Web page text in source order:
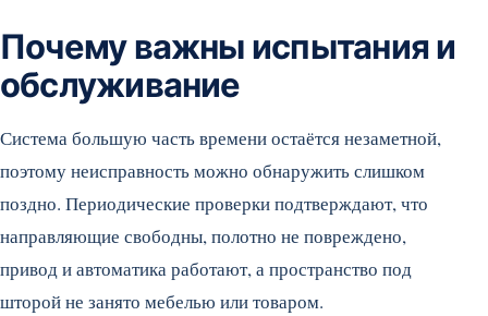
Почему важны испытания и
обслуживание
Система большую часть времени остаётся незаметной,
поэтому неисправность можно обнаружить слишком
поздно. Периодические проверки подтверждают, что
направляющие свободны, полотно не повреждено,
привод и автоматика работают, а пространство под
шторой не занято мебелью или товаром.